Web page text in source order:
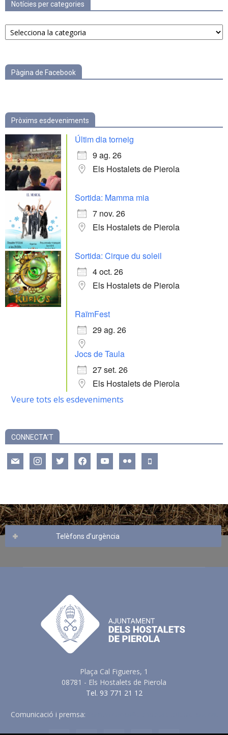
Notícies per categories
Notícies
per
Pàgina de Facebook
Pròxims esdeveniments
Últim dia torneig
9 ag. 26
Els Hostalets de Pierola
Sortida: Mamma mia
7 nov. 26
Els Hostalets de Pierola
Sortida: Cirque du soleil
4 oct. 26
Els Hostalets de Pierola
RaïmFest
29 ag. 26
Jocs de Taula
27 set. 26
Els Hostalets de Pierola
Veure tots els esdeveniments
CONNECTA’T
mail instagramtwitter facebookyoutube flickr mobile
Telèfons d’urgència
Plaça Cal Figueres, 1
08781 - Els Hostalets de Pierola
Tel. 93 771 21 12
Comunicació i premsa: